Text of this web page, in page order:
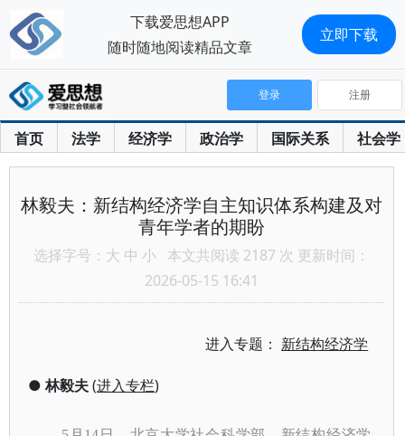
首页 法学 经济学 政治学 国际关系 社会学
登录 注册
林毅夫：新结构经济学自主知识体系构建及对
青年学者的期盼
选择字号： 大 中 小 本文共阅读 2187 次 更新时间：
2026-05-15 16:41
进入专题： 新结构经济学
●林毅夫(进入专栏)
下载爱思想APP
随时随地阅读精品文章
立即下载